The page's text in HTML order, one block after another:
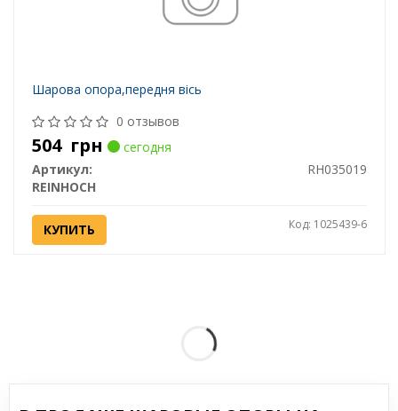
Шарова опора,передня вісь
0 отзывов
504 грн
сегодня
Артикул:
RH035019
REINHOCH
КУПИТЬ Код: 1025439-6